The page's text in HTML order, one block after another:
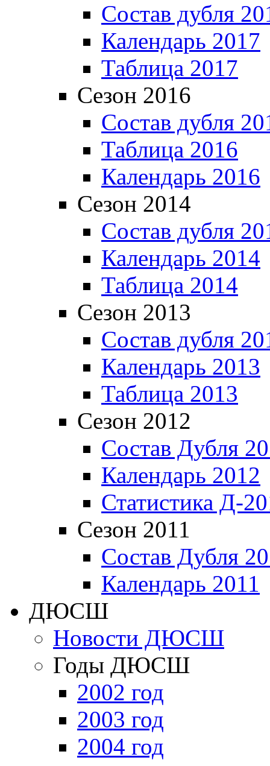
Состав дубля
Календарь 2017
Таблица 2017
Сезон 2016
Состав дубля
Таблица 2016
Календарь 2016
Сезон 2014
Состав дубля
Календарь 2014
Таблица 2014
Сезон 2013
Состав дубля
Календарь 2013
Таблица 2013
Сезон 2012
Состав Дубля
Календарь 2012
Статистика Д-
Сезон 2011
Состав Дубля
Календарь 2011
ДЮСШ
Новости ДЮСШ
Годы ДЮСШ
2002 год
2003 год
2004 год